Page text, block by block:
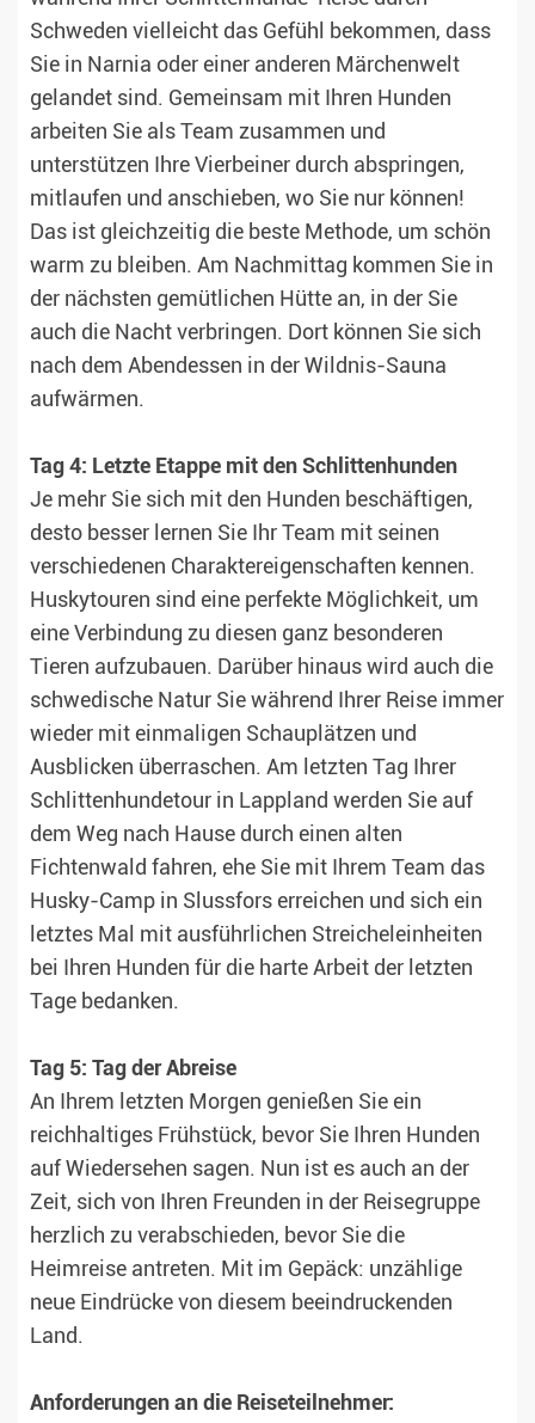
Schweden vielleicht das Gefühl bekommen, dass
Sie in Narnia oder einer anderen Märchenwelt
gelandet sind. Gemeinsam mit Ihren Hunden
arbeiten Sie als Team zusammen und
unterstützen Ihre Vierbeiner durch abspringen,
mitlaufen und anschieben, wo Sie nur können!
Das ist gleichzeitig die beste Methode, um schön
warm zu bleiben. Am Nachmittag kommen Sie in
der nächsten gemütlichen Hütte an, in der Sie
auch die Nacht verbringen. Dort können Sie sich
nach dem Abendessen in der Wildnis-Sauna
aufwärmen.
Tag 4: Letzte Etappe mit den Schlittenhunden
Je mehr Sie sich mit den Hunden beschäftigen,
desto besser lernen Sie Ihr Team mit seinen
verschiedenen Charaktereigenschaften kennen.
Huskytouren sind eine perfekte Möglichkeit, um
eine Verbindung zu diesen ganz besonderen
Tieren aufzubauen. Darüber hinaus wird auch die
schwedische Natur Sie während Ihrer Reise immer
wieder mit einmaligen Schauplätzen und
Ausblicken überraschen. Am letzten Tag Ihrer
Schlittenhundetour in Lappland werden Sie auf
dem Weg nach Hause durch einen alten
Fichtenwald fahren, ehe Sie mit Ihrem Team das
Husky-Camp in Slussfors erreichen und sich ein
letztes Mal mit ausführlichen Streicheleinheiten
bei Ihren Hunden für die harte Arbeit der letzten
Tage bedanken.
Tag 5: Tag der Abreise
An Ihrem letzten Morgen genießen Sie ein
reichhaltiges Frühstück, bevor Sie Ihren Hunden
auf Wiedersehen sagen. Nun ist es auch an der
Zeit, sich von Ihren Freunden in der Reisegruppe
herzlich zu verabschieden, bevor Sie die
Heimreise antreten. Mit im Gepäck: unzählige
neue Eindrücke von diesem beeindruckenden
Land.
Anforderungen an die Reiseteilnehmer: